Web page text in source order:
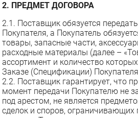
2. ПРЕДМЕТ ДОГОВОРА
2.1. Поставщик обязуется
Покупателя, а Покупатель
товары, запасные части,
расходные материалы (далее –
ассортимент и количество
Заказе (Спецификации)
2.2. Поставщик гарантирует, что
момент передачи Покупателю не
под арестом, не является
сделок и споров, ограничивающих